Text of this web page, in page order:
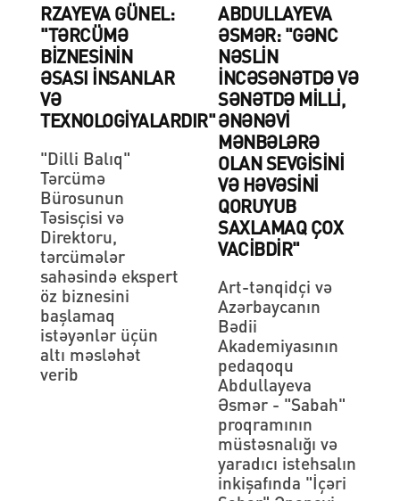
RZAYEVA GÜNEL:
"TƏRCÜMƏ
BIZNESININ
ƏSASI INSANLAR
VƏ
TEXNOLOGIYALARDIR"
"Dilli Balıq"
Tərcümə
Bürosunun
Təsisçisi və
Direktoru,
tərcümələr
sahəsində ekspert
öz biznesini
başlamaq
istəyənlər üçün
altı məsləhət
verib
ABDULLAYEVA
ƏSMƏR: "GƏNC
NƏSLIN
INCƏSƏNƏTDƏ VƏ
SƏNƏTDƏ MILLI,
ƏNƏNƏVI
MƏNBƏLƏRƏ
OLAN SEVGISINI
VƏ HƏVƏSINI
QORUYUB
SAXLAMAQ ÇOX
VACIBDIR"
Art-tənqidçi və
Azərbaycanın
Bədii
Akademiyasının
pedaqoqu
Abdullayeva
Əsmər - "Sabah"
proqramının
müstəsnalığı və
yaradıcı istehsalın
inkişafında "İçəri